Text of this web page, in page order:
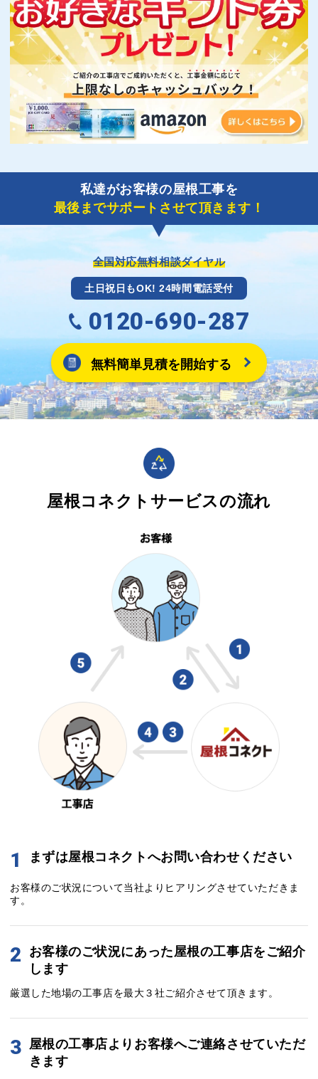
私達がお客様の屋根工事を
最後までサポートさせて頂きます！
全国対応無料相談ダイヤル
土日祝日もOK! 24時間電話受付
0120-690-287
無料簡単見積を開始する
屋根コネクトサービスの流れ
1 まずは屋根コネクトへお問い合わせください
お客様のご状況について当社よりヒアリングさせていただきま
す。
2
お客様のご状況にあった屋根の工事店をご紹介
します
厳選した地場の工事店を最大３社ご紹介させて頂きます。
3 屋根の工事店よりお客様へご連絡させていただ
きます